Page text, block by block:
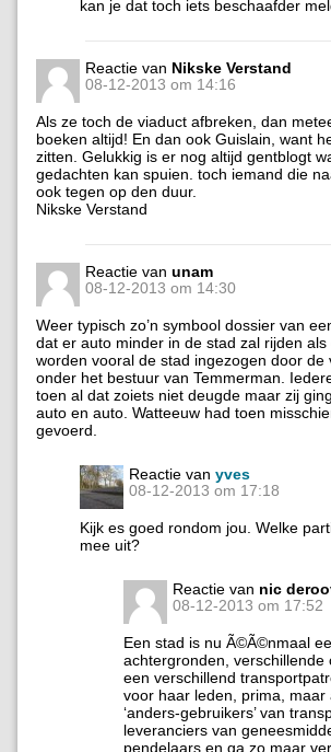
kan je dat toch iets beschaafder
Reactie van Nikske Verstand
08-12-2013 om 14:16
Als ze toch de viaduct afbreken, dan
boeken altijd! En dan ook Guislain, want
zitten. Gelukkig is er nog altijd gentblogt
gedachten kan spuien. toch iemand die
ook tegen op den duur.
Nikske Verstand
Reactie van unam
08-12-2013 om 14:30
Weer typisch zo’n symbool dossier van
dat er auto minder in de stad zal rijden
worden vooral de stad ingezogen door
onder het bestuur van Temmerman.
toen al dat zoiets niet deugde maar zij
auto en auto. Watteeuw had toen
gevoerd.
Reactie van yves
08-12-2013 om 17:18
Kijk es goed rondom jou. Welke
mee uit?
Reactie van nic
08-12-2013 om 17:52
Een stad is nu Ã©Ã©nmaal
achtergronden,
een verschillend
voor haar leden, prima,
‘anders-gebruikers’ van
leveranciers van
pendelaars en ga zo maar